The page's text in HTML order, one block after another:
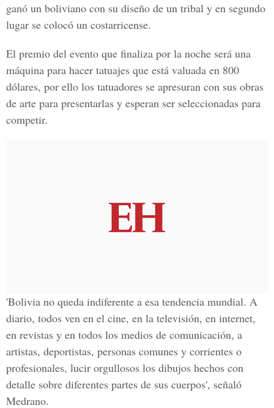
ganó un boliviano con su diseño de un tribal y en segundo
lugar se colocó un costarricense.
El premio del evento que finaliza por la noche será una
máquina para hacer tatuajes que está valuada en 800
dólares, por ello los tatuadores se apresuran con sus obras
de arte para presentarlas y esperan ser seleccionadas para
competir.
'Bolivia no queda indiferente a esa tendencia mundial. A
diario, todos ven en el cine, en la televisión, en internet,
en revistas y en todos los medios de comunicación, a
artistas, deportistas, personas comunes y corrientes o
profesionales, lucir orgullosos los dibujos hechos con
detalle sobre diferentes partes de sus cuerpos', señaló
Medrano.